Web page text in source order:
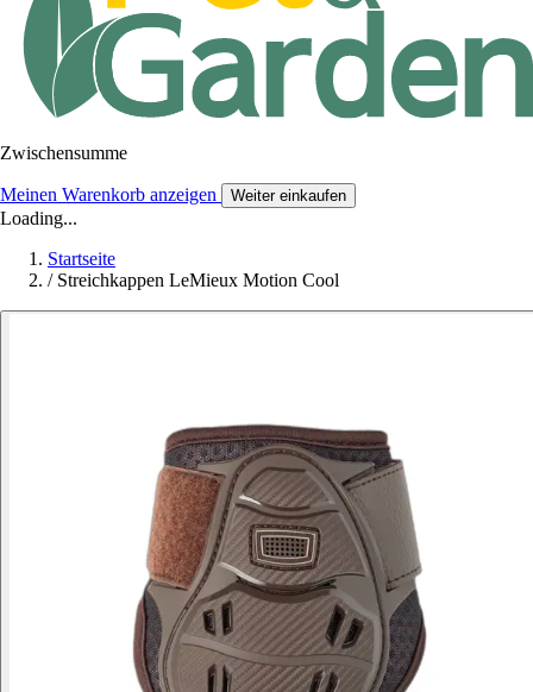
Zwischensumme
Meinen Warenkorb anzeigen Weiter einkaufen
Loading...
Startseite
/ Streichkappen LeMieux Motion Cool